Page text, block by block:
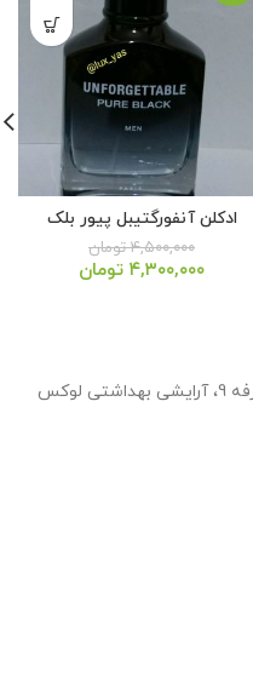
ادکلن آنفورگتیبل پیور بلک
۴,۵۰۰,۰۰۰ تومان
قیمت
۴,۳۰۰,۰۰۰ تومان
کرمانشاه، پاوه، نوسود بازارچه مرزی غرفه 9، آرایشی بهداشتی لوکس